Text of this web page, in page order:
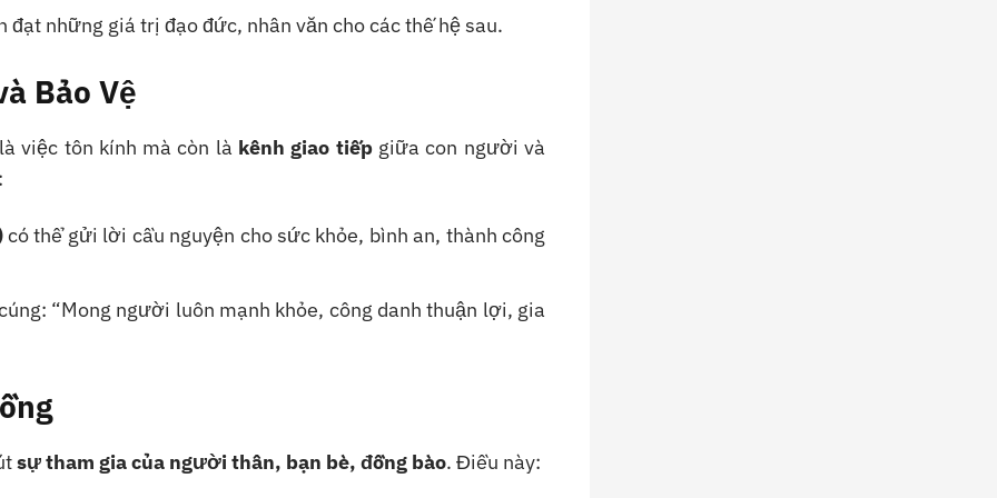
những giá trị đạo đức, nhân văn cho các thế hệ sau.
Bảo Vệ
việc tôn kính mà còn là kênh giao tiếpgiữa con người và
có thể gửi lời cầu nguyện cho sức khỏe, bình an, thành công
“Mong người luôn mạnh khỏe, công danh thuận lợi, gia
sự tham gia của người thân, bạn bè, đồng bào. Điều này: